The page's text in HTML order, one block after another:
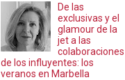
De las
exclusivas y el
glamour de la
jet a las
colaboraciones
de los influyentes: los
veranos en Marbella